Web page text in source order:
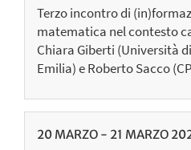
Terzo incontro di
matematica nel contesto
Chiara Giberti (Università
Emilia) e Roberto Sacco
20 MARZO - 21 MARZO